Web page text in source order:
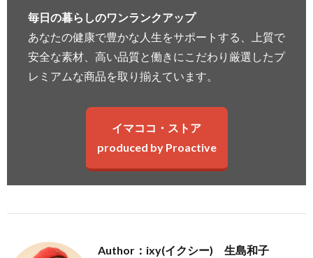
毎日の暮らしのワンランクアップ
あなたの健康で豊かな人生をサポートする、上質で
安全な素材、高い品質と働きにこだわり厳選したプ
レミアムな商品を取り揃えています。
イマココ・ストア
produced by Proactive
Author：ixy(イクシー) 生島和子